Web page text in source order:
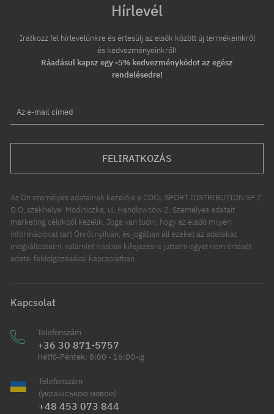
Hírlevél
Iratkozz fel hírlevelünkre és értesülj az elsők között új termékeinkről
és kedvezményeinkről!
Ráadásul kapsz egy -5% kedvezménykódot az egész
rendelésedre!
Az e-mail címed
FELIRATKOZÁS
Az Ön személyes adatainak kezelője a COOL SPORT DISTRIBUTION SP Z
O O, székhelye: Modlniczka, ul. Handlowców 2. Személyes adatait
marketing célokból kezelik. Joga van tudni, hogy az eladó milyen
információkat tart Önről nyilván, és jogában áll ezeket az adatokat
megváltoztatni, valamint írásban kifejezésre juttatni egyet nem értését
adatai feldolgozásával kapcsolatban.
Kapcsolat
Telefonszám
+36 30 871-5757
Hétfő-Péntek: 8:00 - 16:00-ig
Telefonszám
(українською мовою)
+48 453 073 844